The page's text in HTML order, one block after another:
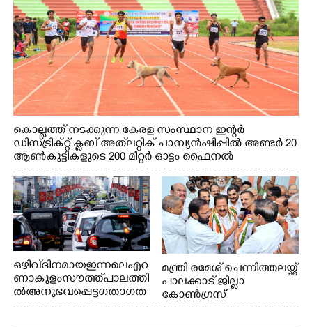
കൊല്ലത്ത് നടക്കുന്ന കേരള സംസ്ഥാന ഇന്റർ
ഡിസ്ട്രിക്റ്റ് ക്ലബ് അത്‌ലറ്റിക് ചാമ്പ്യൻഷിപ്പിൽ അണ്ടർ 20
ആൺകുട്ടികളുടെ 200 മീറ്റർ ഓട്ടം ഫൈനൽ
മത്സരത്തിനിടെ സിന്തറ്റിക് ട്രാക്കിന് കുറുകെ ഓടുന്ന
നായകൾ.
ഒഴിവ് ദിനമായ ഇന്നലെ എറ
ണാകുളം സൗത്ത് പാലത്തി
ൽ അനുഭവപ്പെട്ട ഗതാഗത
ക്കുരുക്ക്
മന്ത്രി രമേശ് ചെന്നിത്തലയ്ക്ക്
പാലക്കാട് ജില്ലാ
കോൺഗ്രസ്